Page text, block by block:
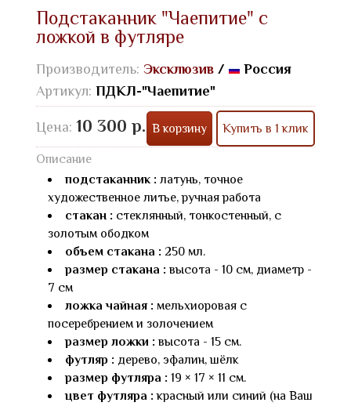
Подстаканник "Чаепитие" с
ложкой в футляре
Производитель: Эксклюзив /
Россия
Артикул: ПДКЛ-"Чаепитие"
Цена: 10 300 р. В корзину Купить в 1 клик
Описание
подстаканник : латунь, точное
художественное литье, ручная работа
стакан : стеклянный, тонкостенный, с
золотым ободком
объем стакана : 250 мл.
размер стакана : высота - 10 см, диаметр -
7 см
ложка чайная : мельхиоровая с
посеребрением и золочением
размер ложки : высота - 15 см.
футляр : дерево, эфалин, шёлк
размер футляра : 19 × 17 × 11 см.
цвет футляра : красный или синий (на Ваш